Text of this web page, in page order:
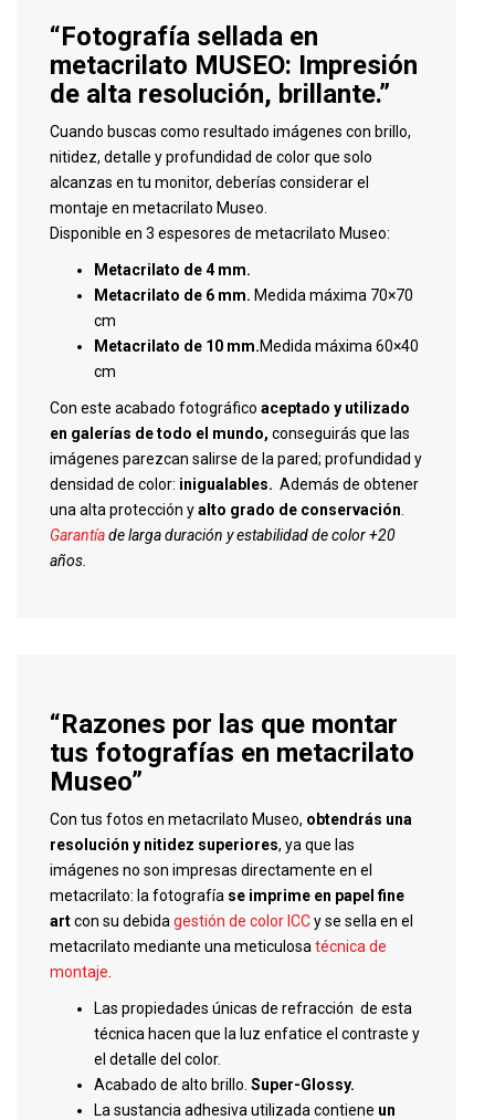
“Fotografía sellada en
metacrilato MUSEO: Impresión
de alta resolución, brillante.”
Cuando buscas como resultado imágenes con brillo,
nitidez, detalle y profundidad de color que solo
alcanzas en tu monitor, deberías considerar el
montaje en metacrilato Museo.
Disponible en 3 espesores de metacrilato Museo:
Metacrilato de 4 mm.
Metacrilato de 6 mm. Medida máxima 70×70
cm
Metacrilato de 10 mm.Medida máxima 60×40
cm
Con este acabado fotográfico aceptado y utilizado
en galerías de todo el mundo, conseguirás que las
imágenes parezcan salirse de la pared; profundidad y
densidad de color: inigualables. Además de obtener
una alta protección yalto grado de conservación
Garantíade larga duración y estabilidad de color +20
años.
“Razones por las que montar
tus fotografías en metacrilato
Museo”
Con tus fotos en metacrilato Museo, obtendrás una
resolución y nitidez superiores, ya que las
imágenes no son impresas directamente en el
metacrilato: la fotografía se imprime en papel fine
artcon su debida gestión de color ICCy se sella en el
metacrilato mediante una meticulosa técnica de
montaje
Las propiedades únicas de refracción de esta
técnica hacen que la luz enfatice el contraste y
el detalle del color.
Acabado de alto brillo. Super-Glossy.
La sustancia adhesiva utilizada contiene un